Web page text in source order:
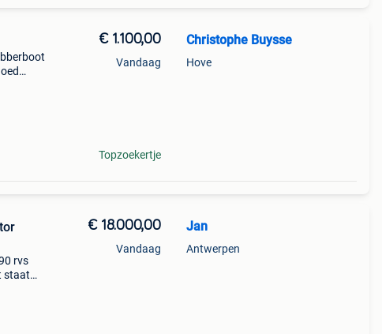
€ 1.100,00
Vandaag
Topzoekertje
Christophe Buysse
Hove
rvs
staat
€ 18.000,00
Vandaag
Jan
Antwerpen